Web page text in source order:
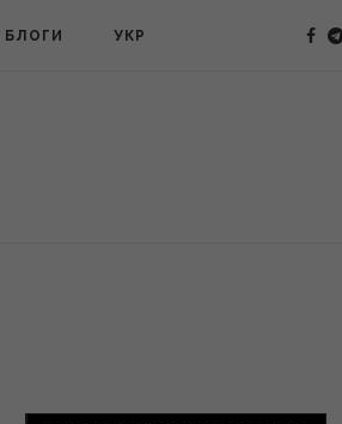
БЛОГИ УКР